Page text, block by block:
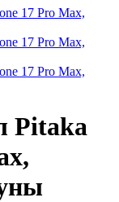
Pitaka